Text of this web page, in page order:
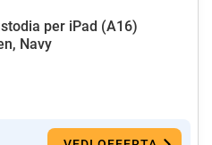
per iPad (A16)
Navy